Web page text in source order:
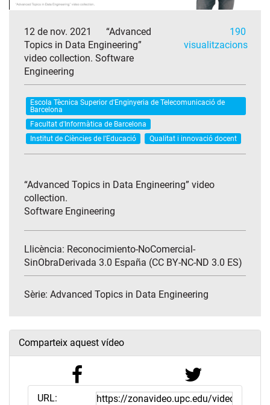
12 de nov. 2021
“Advanced
Topics in Data Engineering”
video collection. Software
Engineering
190
visualitzacions
Escola Tècnica Superior d'Enginyeria de Telecomunicació de
Barcelona
Facultat d'Informàtica de Barcelona
Institut de Ciències de l'Educació
Qualitat i innovació docent
“Advanced Topics in Data Engineering” video
collection.
Software Engineering
Llicència: Reconocimiento-NoComercial-
SinObraDerivada 3.0 España (CC BY-NC-ND 3.0 ES)
Sèrie: Advanced Topics in Data Engineering
Comparteix aquest vídeo
URL: